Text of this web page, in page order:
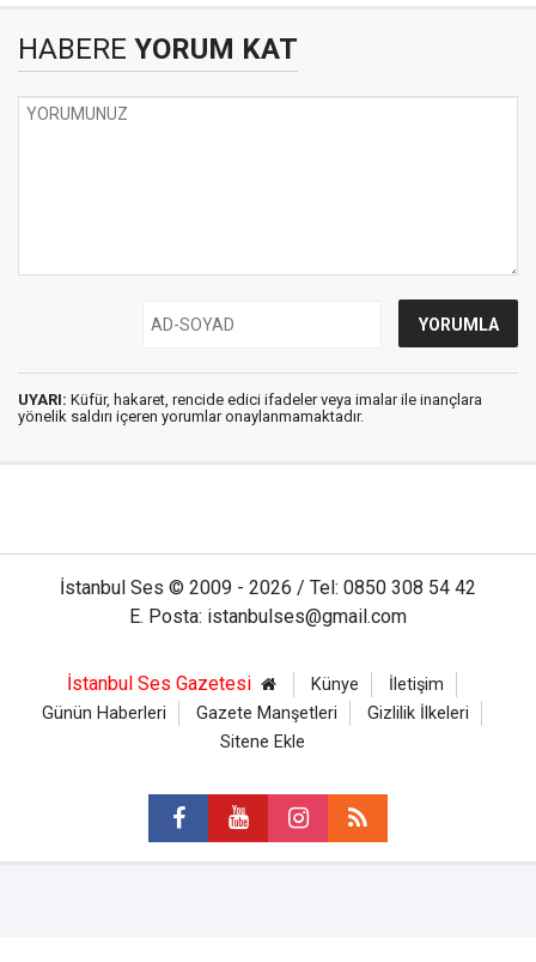
HABERE YORUM KAT
UYARI: Küfür, hakaret, rencide edici ifadeler veya imalar ile inançlara
yönelik saldırı içeren yorumlar onaylanmamaktadır.
İstanbul Ses © 2009 - 2026 / Tel: 0850 308 54 42
E. Posta: istanbulses@gmail.com
İstanbul Ses Gazetesi Künye
İletişim
Günün Haberleri
Gazete Manşetleri
Gizlilik İlkeleri
Sitene Ekle